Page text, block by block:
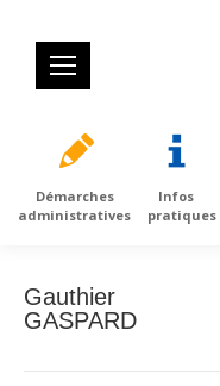
Démarches
administratives
Infos
pratiques
Gauthier
GASPARD